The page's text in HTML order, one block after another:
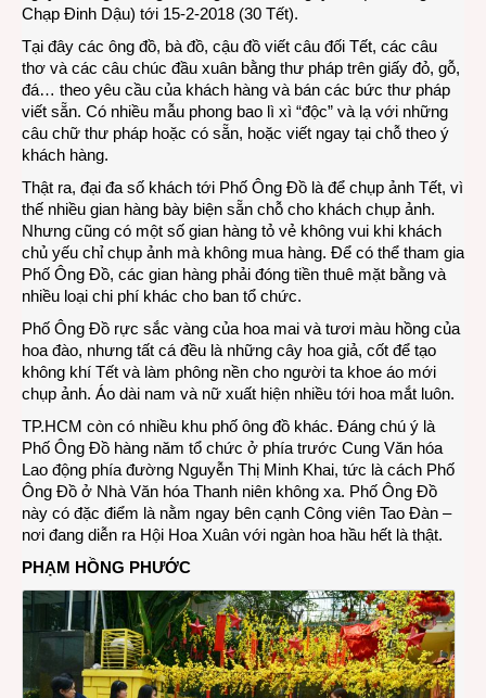
Chạp Đinh Dậu) tới 15-2-2018 (30 Tết).
Tại đây các ông đồ, bà đồ, cậu đồ viết câu đối Tết, các câu
thơ và các câu chúc đầu xuân bằng thư pháp trên giấy đỏ, gỗ,
đá… theo yêu cầu của khách hàng và bán các bức thư pháp
viết sẵn. Có nhiều mẫu phong bao lì xì “độc” và lạ với những
câu chữ thư pháp hoặc có sẵn, hoặc viết ngay tại chỗ theo ý
khách hàng.
Thật ra, đại đa số khách tới Phố Ông Đồ là để chụp ảnh Tết, vì
thế nhiều gian hàng bày biện sẵn chỗ cho khách chụp ảnh.
Nhưng cũng có một số gian hàng tỏ vẻ không vui khi khách
chủ yếu chỉ chụp ảnh mà không mua hàng. Để có thể tham gia
Phố Ông Đồ, các gian hàng phải đóng tiền thuê mặt bằng và
nhiều loại chi phí khác cho ban tổ chức.
Phố Ông Đồ rực sắc vàng của hoa mai và tươi màu hồng của
hoa đào, nhưng tất cá đều là những cây hoa giả, cốt để tạo
không khí Tết và làm phông nền cho người ta khoe áo mới
chụp ảnh. Áo dài nam và nữ xuất hiện nhiều tới hoa mắt luôn.
TP.HCM còn có nhiều khu phố ông đồ khác. Đáng chú ý là
Phố Ông Đồ hàng năm tổ chức ở phía trước Cung Văn hóa
Lao động phía đường Nguyễn Thị Minh Khai, tức là cách Phố
Ông Đồ ở Nhà Văn hóa Thanh niên không xa. Phố Ông Đồ
này có đặc điểm là nằm ngay bên cạnh Công viên Tao Đàn –
nơi đang diễn ra Hội Hoa Xuân với ngàn hoa hầu hết là thật.
PHẠM HỒNG PHƯỚC